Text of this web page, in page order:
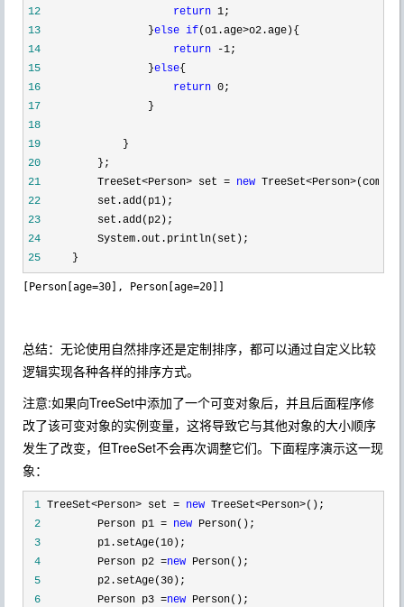
12 return 1
13
                 }
else if(o1.age>
14
return -1
15
                 }
else
16
return 0
17
18
19
20
21
         TreeSet<Person> set =
new TreeSet<Person>
22
23
24
25
    }
总结：无论使用自然排序还是定制排序，都可以通过自定义比较
逻辑实现各种各样的排序方式。
注意:如果向TreeSet中添加了一个可变对象后，并且后面程序修
改了该可变对象的实例变量，这将导致它与其他对象的大小顺序
发生了改变，但TreeSet不会再次调整它们。下面程序演示这一现
象：
1 TreeSet<Person> set = new TreeSet<Person>
2
         Person p1 =
new
3
         p1.setAge(10
4
         Person p2 =
new
5
         p2.setAge(30
6
         Person p3 =
new